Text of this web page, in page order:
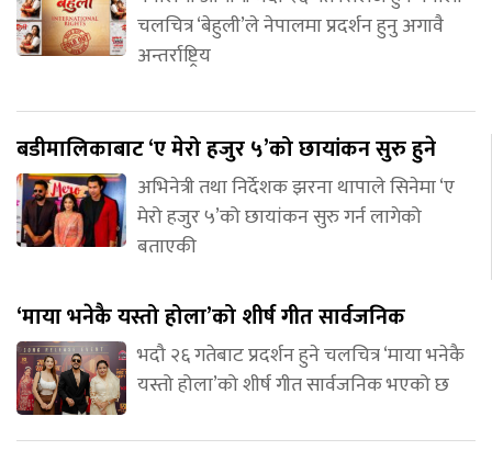
चलचित्र ‘बेहुली’ले नेपालमा प्रदर्शन हुनु अगावै
अन्तर्राष्ट्रिय
बडीमालिकाबाट ‘ए मेरो हजुर ५’को छायांकन सुरु हुने
अभिनेत्री तथा निर्देशक झरना थापाले सिनेमा ‘ए
मेरो हजुर ५’को छायांकन सुरु गर्न लागेको
बताएकी
‘माया भनेकै यस्तो होला’को शीर्ष गीत सार्वजनिक
भदौ २६ गतेबाट प्रदर्शन हुने चलचित्र ‘माया भनेकै
यस्तो होला’को शीर्ष गीत सार्वजनिक भएको छ